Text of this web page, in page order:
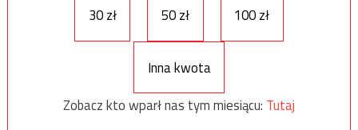
30 zł
50 zł 100 zł
Inna kwota
Zobacz kto wparł nas tym miesiącu: Tutaj